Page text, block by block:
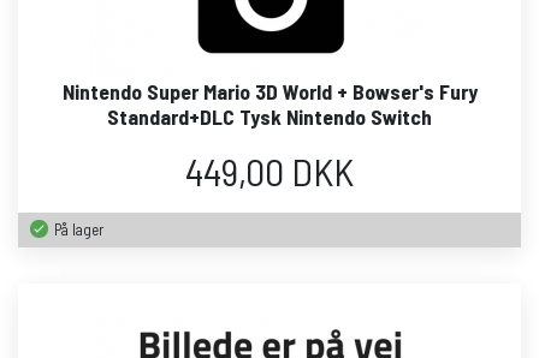
Nintendo Super Mario 3D World + Bowser's Fury
Standard+DLC Tysk Nintendo Switch
449,00 DKK
På lager